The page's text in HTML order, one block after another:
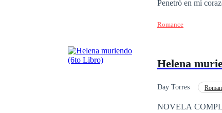
Penetró en mi
Aquello fue mi perdición
Romance
Helena
Day Torres
NOVELA